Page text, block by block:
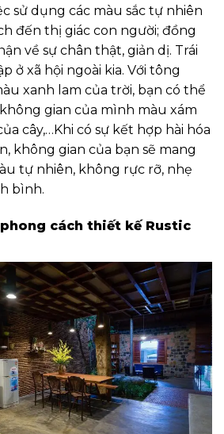
sử dụng các màu sắc tự nhiên
đến thị giác con người; đồng
về sự chân thật, giản dị. Trái
ở xã hội ngoài kia. Với tông
xanh lam của trời, bạn có thể
gian của mình màu xám
cây,…Khi có sự kết hợp hài hóa
không gian của bạn sẽ mang
tự nhiên, không rực rỡ, nhẹ
bình.
phong cách thiết kế Rustic